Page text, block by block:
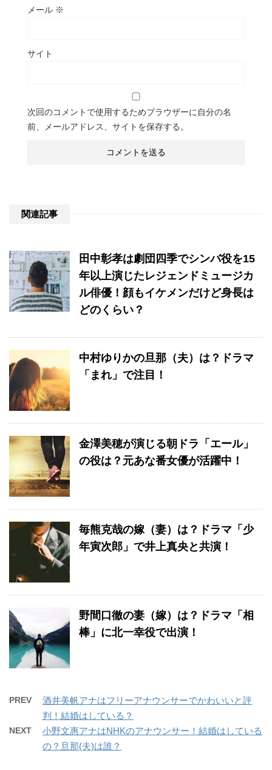
メール ※
サイト
次回のコメントで使用するためブラウザーに自分の名
前、メールアドレス、サイトを保存する。
関連記事
田中彰孝は劇団四季でシンバ役を15
年以上演じたレジェンドミュージカ
ル俳優！顔もイケメンだけど身長は
どのくらい？
中村ゆりかの旦那（夫）は？ドラマ
「まれ」で注目！
金澤美穂が演じる朝ドラ「エール」
の役は？元あな番女優が活躍中！
毎熊克哉の嫁（妻）は？ドラマ「少
年寅次郎」で井上真央と共演！
野間口徹の妻（嫁）は？ドラマ「相
棒」に北一幸役で出演！
PREV
酒井美帆アナはフリーアナウンサーでかわいいと評
判！結婚はしている？
NEXT
小野文惠アナはNHKのアナウンサー！結婚はしている
の？旦那(夫)は誰？